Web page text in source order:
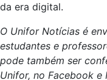
da era digital.
O Unifor Notícias é
estudantes e
pode também ser
Unifor, no Facebook e